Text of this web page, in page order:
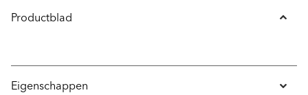
Productblad
Eigenschappen